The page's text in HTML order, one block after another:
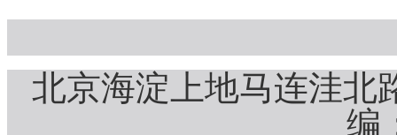
北京海淀上地马连洼北
编